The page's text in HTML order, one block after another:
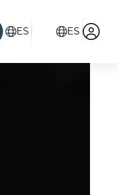
ES ES